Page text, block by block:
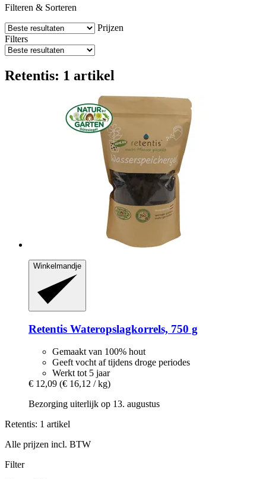
Filteren & Sorteren
Prijzen
Filters
Retentis: 1 artikel
Winkelmandje
Retentis Wateropslagkorrels, 750 g
Gemaakt van 100% hout
Geeft vocht af tijdens droge periodes
Werkt tot 5 jaar
€ 12,09 (€ 16,12 / kg)
Bezorging uiterlijk op 13. augustus
Retentis: 1 artikel
Alle prijzen incl. BTW
Filter